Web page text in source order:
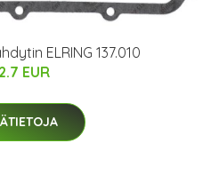
ELRING 137.010
EUR